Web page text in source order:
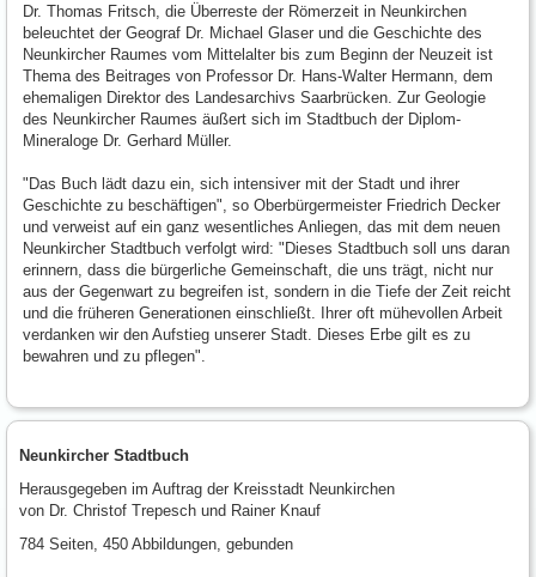
Dr. Thomas Fritsch, die Überreste der Römerzeit in Neunkirchen
beleuchtet der Geograf Dr. Michael Glaser und die Geschichte des
Neunkircher Raumes vom Mittelalter bis zum Beginn der Neuzeit ist
Thema des Beitrages von Professor Dr. Hans-Walter Hermann, dem
ehemaligen Direktor des Landesarchivs Saarbrücken. Zur Geologie
des Neunkircher Raumes äußert sich im Stadtbuch der Diplom-
Mineraloge Dr. Gerhard Müller.
"Das Buch lädt dazu ein, sich intensiver mit der Stadt und ihrer
Geschichte zu beschäftigen", so Oberbürgermeister Friedrich Decker
und verweist auf ein ganz wesentliches Anliegen, das mit dem neuen
Neunkircher Stadtbuch verfolgt wird: "Dieses Stadtbuch soll uns daran
erinnern, dass die bürgerliche Gemeinschaft, die uns trägt, nicht nur
aus der Gegenwart zu begreifen ist, sondern in die Tiefe der Zeit reicht
und die früheren Generationen einschließt. Ihrer oft mühevollen Arbeit
verdanken wir den Aufstieg unserer Stadt. Dieses Erbe gilt es zu
bewahren und zu pflegen".
Neunkircher Stadtbuch
Herausgegeben im Auftrag der Kreisstadt Neunkirchen
von Dr. Christof Trepesch und Rainer Knauf
784 Seiten, 450 Abbildungen, gebunden